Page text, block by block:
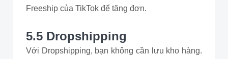
Freeship của TikTok để tăng đơn.
5.5 Dropshipping
Với Dropshipping, bạn không cần lưu kho hàng.